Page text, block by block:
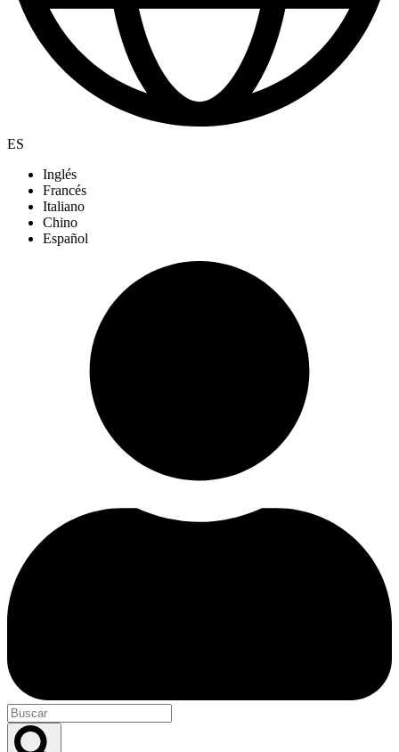
ES
Inglés
Francés
Italiano
Chino
Español